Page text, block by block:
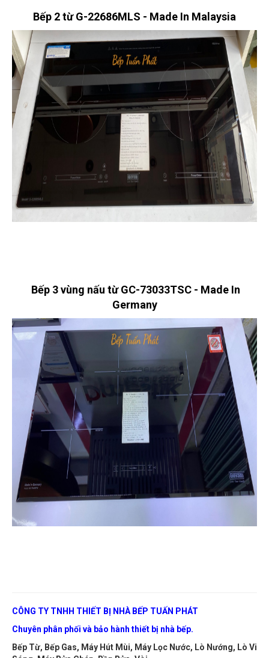
Bếp 2 từ G-22686MLS - Made In Malaysia
Bếp 3 vùng nấu từ GC-73033TSC - Made In
Germany
CÔNG TY TNHH THIẾT BỊ NHÀ BẾP TUẤN PHÁT
Chuyên phân phối và bảo hành thiết bị nhà bếp.
Bếp Từ, Bếp Gas, Máy Hút Mùi, Máy Lọc Nước, Lò Nướng, Lò Vi